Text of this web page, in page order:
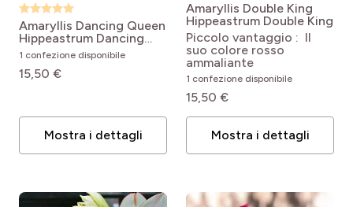
Amaryllis Dancing Queen
Hippeastrum Dancing
Queen
1 confezione disponibile
15,50 €
Mostra i dettagli
Amaryllis Double King
Hippeastrum Double King
Piccolo vantaggio : Il
suo colore rosso
ammaliante
1 confezione disponibile
15,50 €
Mostra i dettagli